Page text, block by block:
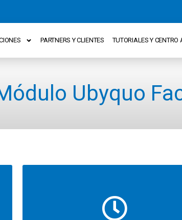
PARTNERS Y CLIENTES TUTORIALES Y CENTRO
Ubyquo
Instalamos (conectamos con tu ERP) en 1
hora y formación en 2 horas (formamos